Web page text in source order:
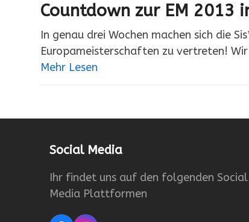
Countdown zur EM 2013
In genau drei Wochen machen sich die
Europameisterschaften zu vertreten! Wir
Mehr Lesen
Social Media
Ihr findet uns auf den folgenden
Media Plattformen